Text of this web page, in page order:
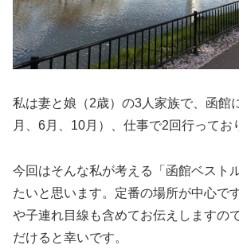
私は妻と娘（2歳）の3人家族で、函館
月、6月、10月）、仕事で2回行ってお
今回はそんな私が考える「函館ベスト
たいと思います。定番の場所が中心で
や子連れ目線も含めてお伝えしますの
だけると幸いです。